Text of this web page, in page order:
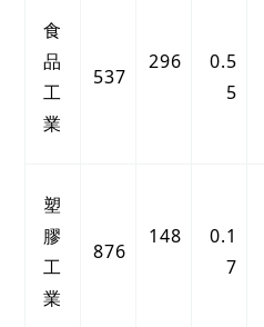
食
品
工
業
537
296
0.5
5
塑
膠
工
業
876
148
0.1
7